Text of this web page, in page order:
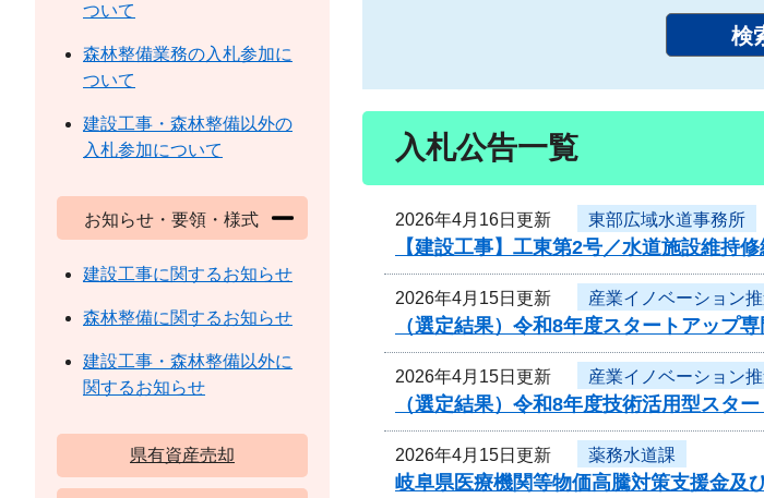
入札公告一覧
2026年4月16日更新 東部広域水道事務所
【建設工事】工東第2号／水道施設維持
2026年4月15日更新 産業イノベーション
（選定結果）令和8年度スタートアップ
2026年4月15日更新 産業イノベーション
（選定結果）令和8年度技術活用型スタ
2026年4月15日更新 薬務水道課
岐阜県医療機関等物価高騰対策支援金及
ついて
森林整備業務の入札参加に
ついて
建設工事・森林整備以外の
入札参加について
お知らせ・要領・様式
建設工事に関するお知らせ
森林整備に関するお知らせ
建設工事・森林整備以外に
関するお知らせ
県有資産売却